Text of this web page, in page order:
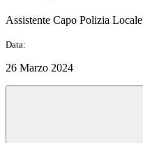
Assistente Capo Polizia Locale
Data:
26 Marzo 2024